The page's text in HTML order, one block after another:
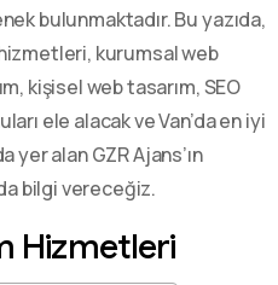
bulunmaktadır. Bu yazıda,
kurumsal web
kişisel web tasarım, SEO
ele alacak ve Van’da en iyi
yer alan GZR Ajans’ın
bilgi vereceğiz.
Hizmetleri